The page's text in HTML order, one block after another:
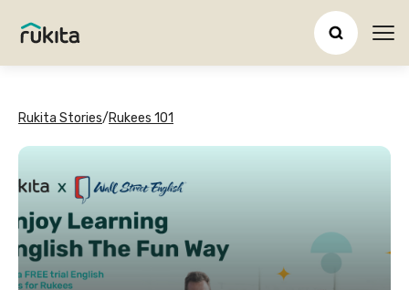
Rukita Stories/Rukees 101